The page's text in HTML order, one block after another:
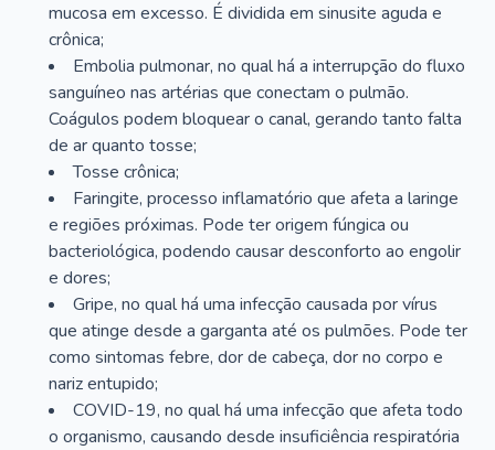
mucosa em excesso. É dividida em sinusite aguda e
crônica;
Embolia pulmonar, no qual há a interrupção do fluxo
sanguíneo nas artérias que conectam o pulmão.
Coágulos podem bloquear o canal, gerando tanto falta
de ar quanto tosse;
Tosse crônica;
Faringite, processo inflamatório que afeta a laringe
e regiões próximas. Pode ter origem fúngica ou
bacteriológica, podendo causar desconforto ao engolir
e dores;
Gripe, no qual há uma infecção causada por vírus
que atinge desde a garganta até os pulmões. Pode ter
como sintomas febre, dor de cabeça, dor no corpo e
nariz entupido;
COVID-19, no qual há uma infecção que afeta todo
o organismo, causando desde insuficiência respiratória